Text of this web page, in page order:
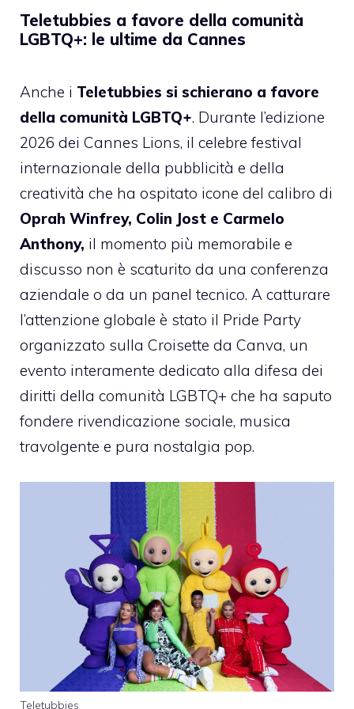
Teletubbies a favore della comunità
LGBTQ+: le ultime da Cannes
Anche i Teletubbies si schierano a favore
della comunità LGBTQ+. Durante l’edizione
2026 dei Cannes Lions, il celebre festival
internazionale della pubblicità e della
creatività che ha ospitato icone del calibro di
Oprah Winfrey, Colin Jost e Carmelo
Anthony, il momento più memorabile e
discusso non è scaturito da una conferenza
aziendale o da un panel tecnico. A catturare
l’attenzione globale è stato il Pride Party
organizzato sulla Croisette da Canva, un
evento interamente dedicato alla difesa dei
diritti della comunità LGBTQ+ che ha saputo
fondere rivendicazione sociale, musica
travolgente e pura nostalgia pop.
Teletubbies